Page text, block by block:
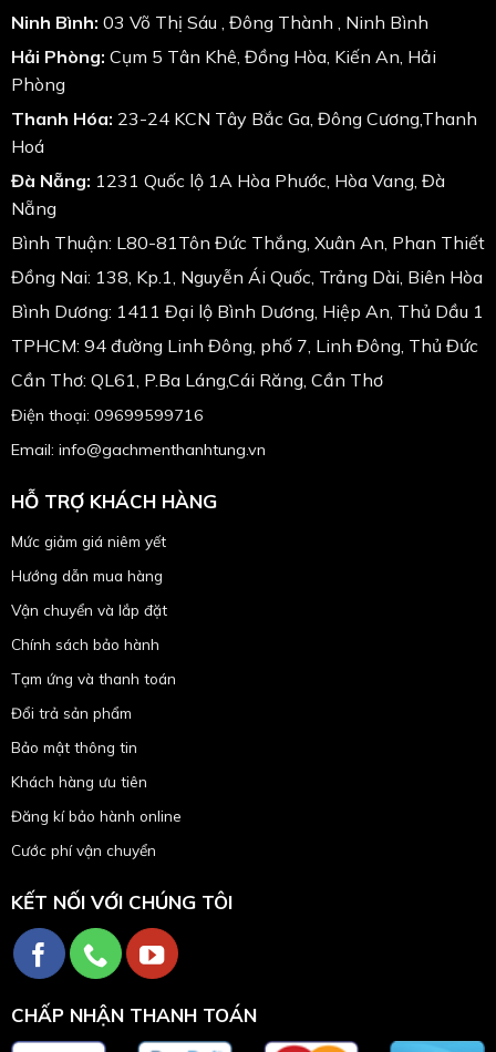
Ninh Bình: 03 Võ Thị Sáu , Đông Thành , Ninh Bình
Hải Phòng: Cụm 5 Tân Khê, Đồng Hòa, Kiến An, Hải
Phòng
Thanh Hóa: 23-24 KCN Tây Bắc Ga, Đông Cương,Thanh
Hoá
Đà Nẵng: 1231 Quốc lộ 1A Hòa Phước, Hòa Vang, Đà
Nẵng
Bình Thuận: L80-81Tôn Đức Thắng, Xuân An, Phan Thiết
Đồng Nai: 138, Kp.1, Nguyễn Ái Quốc, Trảng Dài, Biên Hòa
Bình Dương: 1411 Đại lộ Bình Dương, Hiệp An, Thủ Dầu 1
TPHCM: 94 đường Linh Đông, phố 7, Linh Đông, Thủ Đức
Cần Thơ: QL61, P.Ba Láng,Cái Răng, Cần Thơ
Điện thoại: 09699599716
Email: info@gachmenthanhtung.vn
HỖ TRỢ KHÁCH HÀNG
Mức giảm giá niêm yết
Hướng dẫn mua hàng
Vận chuyển và lắp đặt
Chính sách bảo hành
Tạm ứng và thanh toán
Đổi trả sản phẩm
Bảo mật thông tin
Khách hàng ưu tiên
Đăng kí bảo hành online
Cước phí vận chuyển
KẾT NỐI VỚI CHÚNG TÔI
CHẤP NHẬN THANH TOÁN